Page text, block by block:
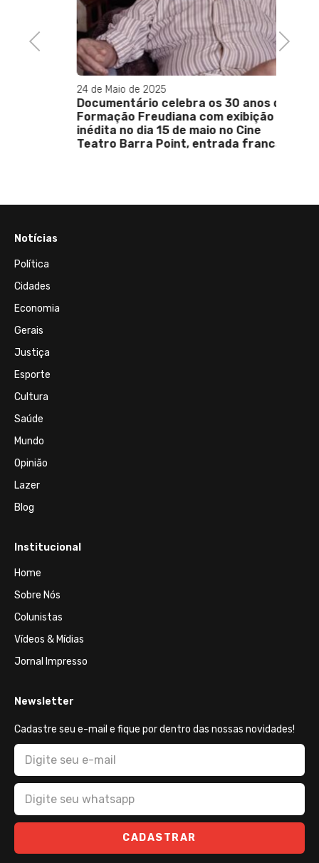
Previous
24 de Maio de 2025
Documentário celebra os 30 anos da
Formação Freudiana com exibição
inédita no dia 15 de maio no Cine
Teatro Barra Point, entrada franca
Next
Notícias
Política
Cidades
Economia
Gerais
Justiça
Esporte
Cultura
Saúde
Mundo
Opinião
Lazer
Blog
Institucional
Home
Sobre Nós
Colunistas
Vídeos & Mídias
Jornal Impresso
Newsletter
Cadastre seu e-mail e fique por dentro das nossas novidades!
CADASTRAR